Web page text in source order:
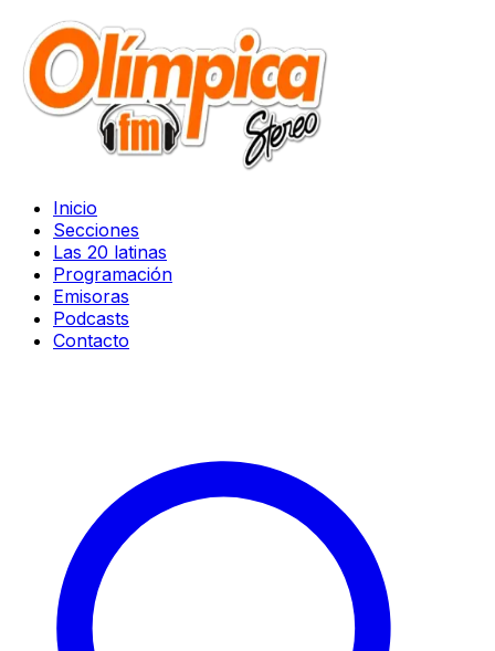
Inicio
Secciones
Las 20 latinas
Programación
Emisoras
Podcasts
Contacto